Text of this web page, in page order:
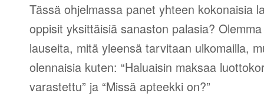
Tässä ohjelmassa panet yhteen kokonaisia
oppisit yksittäisiä sanaston palasia?
lauseita, mitä yleensä tarvitaan ulkomailla,
olennaisia kuten: “Haluaisin maksaa
varastettu” ja “Missä apteekki on?”